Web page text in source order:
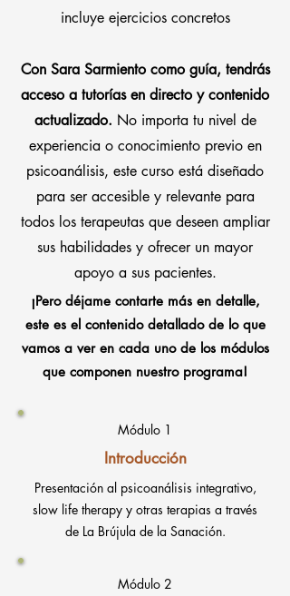
incluye ejercicios concretos
Con Sara Sarmiento como guía, tendrás
acceso a tutorías en directo y contenido
actualizado. No importa tu nivel de
experiencia o conocimiento previo en
psicoanálisis, este curso está diseñado
para ser accesible y relevante para
todos los terapeutas que deseen ampliar
sus habilidades y ofrecer un mayor
apoyo a sus pacientes.
¡Pero déjame contarte más en detalle,
este es el contenido detallado de lo que
vamos a ver en cada uno de los módulos
que componen nuestro programa!
Módulo 1
Introducción
Presentación al psicoanálisis integrativo,
slow life therapy y otras terapias a través
de La Brújula de la Sanación.
Módulo 2